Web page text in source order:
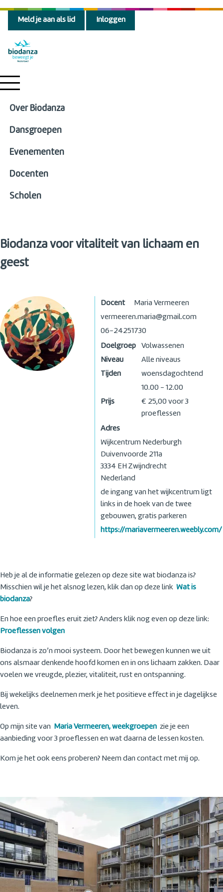
Meld je aan als lid Inloggen
Over Biodanza
Dansgroepen
Evenementen
Docenten
Scholen
Biodanza voor vitaliteit van lichaam en
geest
Docent
Maria Vermeeren
vermeeren.maria@gmail.com
06-24251730
Doelgroep
Volwassenen
Niveau
Alle niveaus
Tijden
woensdagochtend
10.00 - 12.00
Prijs
€ 25,00 voor 3
proeflessen
Adres
Wijkcentrum Nederburgh
Duivenvoorde 211a
3334 EH Zwijndrecht
Nederland
de ingang van het wijkcentrum ligt
links in de hoek van de twee
gebouwen, gratis parkeren
https://mariavermeeren.weebly.com/
Heb je al de informatie gelezen op deze site wat biodanza is?
Misschien wil je het alsnog lezen, klik dan op deze link Wat is
biodanza?
En hoe een proefles eruit ziet? Anders klik nog even op deze link:
Proeflessen volgen
Biodanza is zo’n mooi systeem. Door het bewegen kunnen we uit
ons alsmaar denkende hoofd komen en in ons lichaam zakken. Daar
voelen we vreugde, plezier, vitaliteit, rust en ontspanning.
Bij wekelijks deelnemen merk je het positieve effect in je dagelijkse
leven.
Op mijn site van Maria Vermeeren, weekgroepen zie je een
aanbieding voor 3 proeflessen en wat daarna de lessen kosten.
Kom je het ook eens proberen? Neem dan contact met mij op.